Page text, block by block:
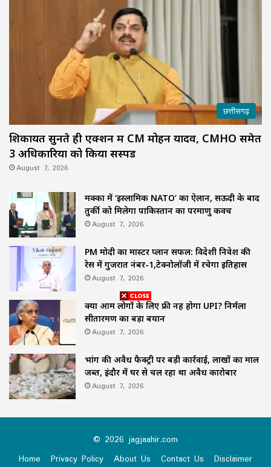
छत्तीसगढ़
शिकायतें सुनते ही एक्शन में CM मोहन यादव, CMHO समेत
3 अधिकारियों को किया सस्पेंड
August 7, 2026
मक्का में ‘इस्लामिक NATO’ का ऐलान, सऊदी के बाद
तुर्की को मिलेगा पाकिस्तान का परमाणु कवच
August 7, 2026
PM मोदी का मास्टर प्लान सफल: विदेशी निवेश की
रेस में गुजरात नंबर-1,टेक्नोलॉजी में रचेगा इतिहास
August 7, 2026
क्या आम लोगों के लिए फ्री नहीं होगा UPI? निर्मला
सीतारमण का बड़ा बयान
August 7, 2026
भांग की अवैध फैक्ट्री पर बड़ी कार्रवाई, लाखों का माल
जब्त, इंदौर में घर से चल रहा था अवैध कारोबार
August 7, 2026
© 2026 jagjaahir.com
Home
Privacy Policy About Us Contact Us Disclaimer